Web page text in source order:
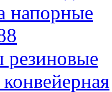
напорные
резиновые